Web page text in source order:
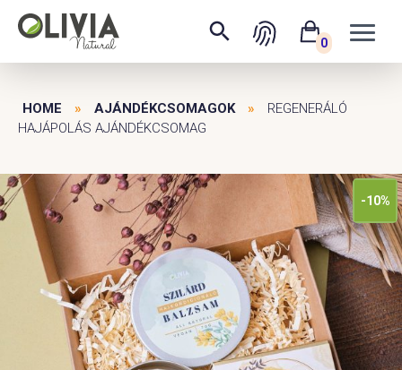
0
HOME » AJÁNDÉKCSOMAGOK »
REGENERÁLÓ
HAJÁPOLÁS AJÁNDÉKCSOMAG
-10%